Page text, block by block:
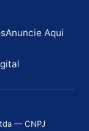
Anuncie Aqui
— CNPJ